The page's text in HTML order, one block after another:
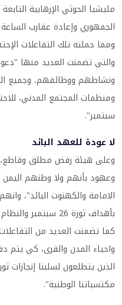
مليشيا الحوثي الإرهابية
الجمهوري وإعادة عقارب الساعة
والتي تضمنت العديد منها
ونشاطهم ووظائفهم، وجميع
ومنظمات المجتمع المدني،
سبتمبر".
لا عودة للعهد البائد
وعلى هيئة رفض مطلق وقاطع،
وعهود بأنهم ولا وطنهم
الامامة والكهنوت البائد"،
بأهداف ثورة 26 سبتمبر والنظام الجمهوري، ولن يرتضون لهما بديلًا.
كما تضمنت العديد من
واحياء المدن والقرى، كي يتم
مكتسباتنا الوطنية".